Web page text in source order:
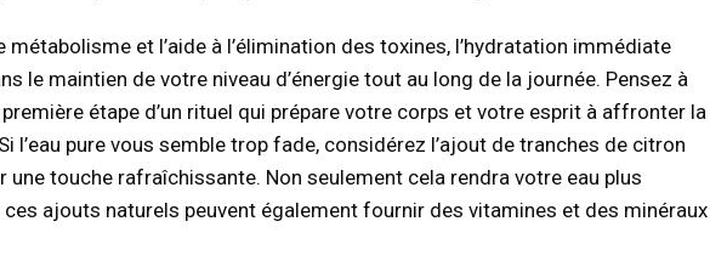
métabolisme et l’aide à l’élimination des toxines, l’hydratation immédiate
le maintien de votre niveau d’énergie tout au long de la journée. Pensez à
étape d’un rituel qui prépare votre corps et votre esprit à affronter la
l’eau pure vous semble trop fade, considérez l’ajout de tranches de citron
une touche rafraîchissante. Non seulement cela rendra votre eau plus
ces ajouts naturels peuvent également fournir des vitamines et des minéraux